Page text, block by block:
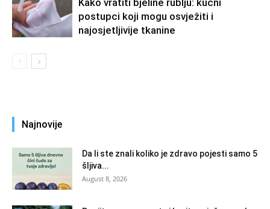
Kako vratiti bjeline rublju: kućni
postupci koji mogu osvježiti i
najosjetljivije tkanine
Najnovije
Da li ste znali koliko je zdravo pojesti samo 5
šljiva...
August 8, 2026